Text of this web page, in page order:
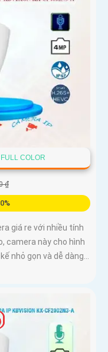
COLOR
₫
giá re với nhiều tính
camera này cho hình
nhỏ gọn và dễ dàng...